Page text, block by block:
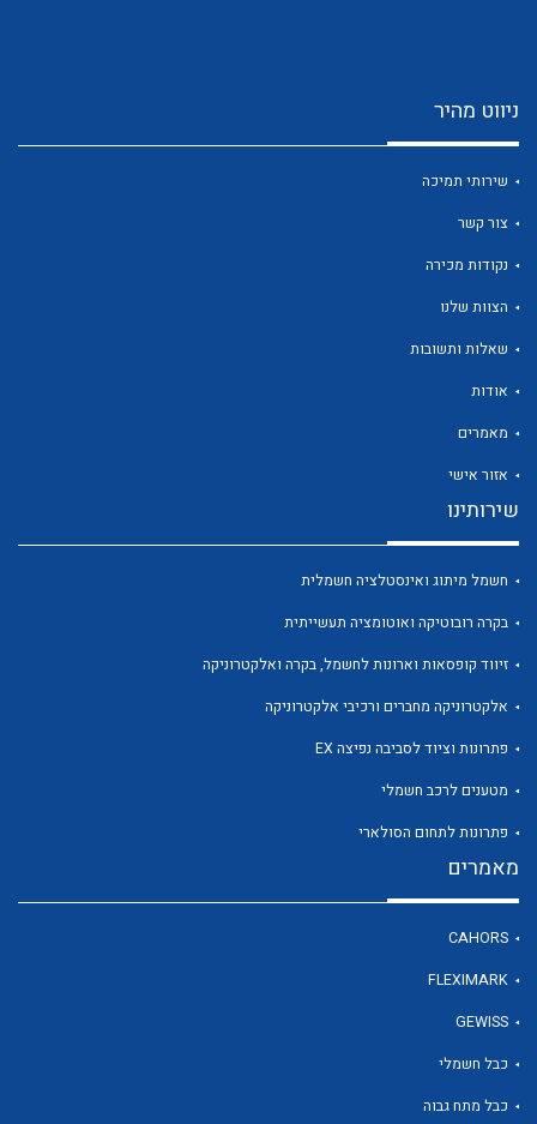
ניווט מהיר
שירותי תמיכה
צור קשר
נקודות מכירה
הצוות שלנו
שאלות ותשובות
אודות
מאמרים
אזור אישי
שירותינו
חשמל מיתוג ואינסטלציה חשמלית
בקרה רובוטיקה ואוטומציה תעשייתית
זיווד קופסאות וארונות לחשמל, בקרה ואלקטרוניקה
אלקטרוניקה מחברים ורכיבי אלקטרוניקה
פתרונות וציוד לסביבה נפיצה EX
מטענים לרכב חשמלי
פתרונות לתחום הסולארי
מאמרים
CAHORS
FLEXIMARK
GEWISS
כבל חשמלי
כבל מתח גבוה